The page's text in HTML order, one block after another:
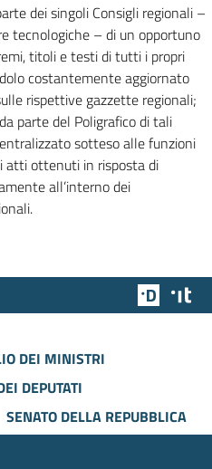
dei singoli Consigli regionali –
tecnologiche – di un opportuno
titoli e testi di tutti i propri
costantemente aggiornato
rispettive gazzette regionali;
parte del Poligrafico di tali
sotteso alle funzioni
atti ottenuti in risposta di
all’interno dei
Team
DEI MINISTRI
DEPUTATI
SENATO DELLA REPUBBLICA